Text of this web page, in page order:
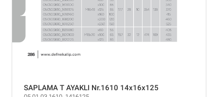
SAPLAMA T AYAKLI Nr.1610 14x16x125